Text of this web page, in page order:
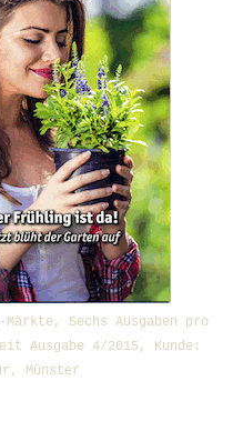
Sechs Ausgaben pro
Ausgabe 4/2015, Kunde:
Münster